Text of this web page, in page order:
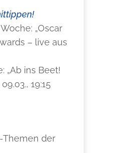
„Oscar
– live aus
„Ab ins Beet!
19:15
Themen der